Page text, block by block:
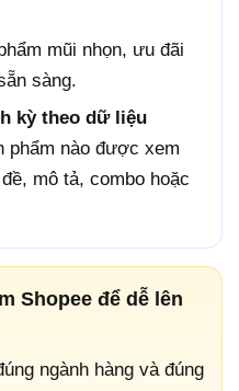
mũi nhọn, ưu đãi
sàng.
kỳ theo dữ liệu
phẩm nào được xem
mô tả, combo hoặc
Shopee để dễ lên
ngành hàng và đúng